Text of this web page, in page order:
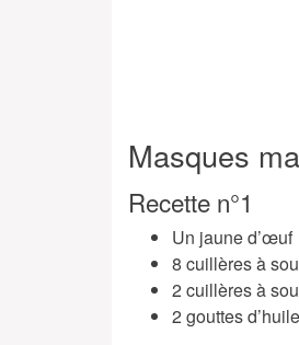
Masques
Recette n°1
Un jaune d’œuf
8 cuillères à
2 cuillères à
2 gouttes